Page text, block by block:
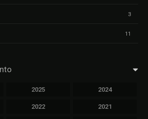
3
11
2025 2024
2022 2021